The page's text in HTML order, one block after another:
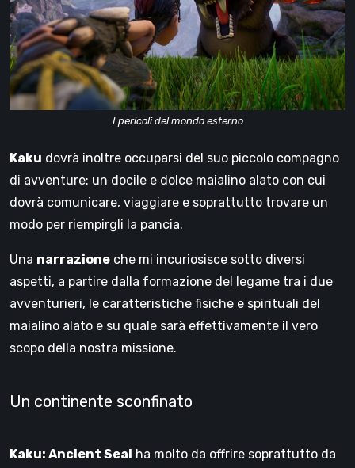
I pericoli del mondo esterno
Kaku dovrà inoltre occuparsi del suo piccolo compagno
di avventure: un docile e dolce maialino alato con cui
dovrà comunicare, viaggiare e soprattutto trovare un
modo per riempirgli la pancia.
Una narrazione che mi incuriosisce sotto diversi
aspetti, a partire dalla formazione del legame tra i due
avventurieri, le caratteristiche fisiche e spirituali del
maialino alato e su quale sarà effettivamente il vero
scopo della nostra missione.
Un continente sconfinato
Kaku: Ancient Seal
ha molto da offrire soprattutto da